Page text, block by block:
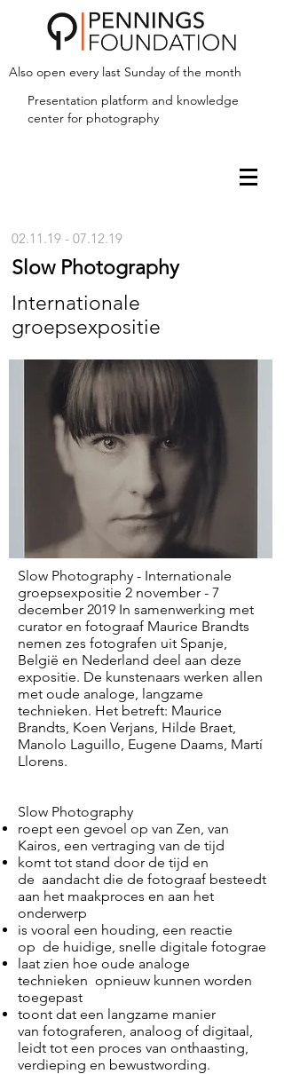
Also open every last Sunday of the month
Presentation platform and knowledge
center for photography
02.11.19 - 07.12.19
Slow Photography
Internationale
groepsexpositie
Slow Photography - Internationale
groepsexpositie 2 november - 7
december 2019 In samenwerking met
curator en fotograaf Maurice Brandts
nemen zes fotografen uit Spanje,
België en Nederland deel aan deze
expositie. De kunstenaars werken allen
met oude analoge, langzame
technieken. Het betreft: Maurice
Brandts, Koen Verjans, Hilde Braet,
Manolo Laguillo, Eugene Daams, Martí
Llorens.
Slow Photography
roept een gevoel op van Zen, van
Kairos, een vertraging van de tijd
komt tot stand door de tijd en
de aandacht die de fotograaf besteedt
aan het maakproces en aan het
onderwerp
is vooral een houding, een reactie
op de huidige, snelle digitale fotograe
laat zien hoe oude analoge
technieken opnieuw kunnen worden
toegepast
toont dat een langzame manier
van fotograferen, analoog of digitaal,
leidt tot een proces van onthaasting,
verdieping en bewustwording.